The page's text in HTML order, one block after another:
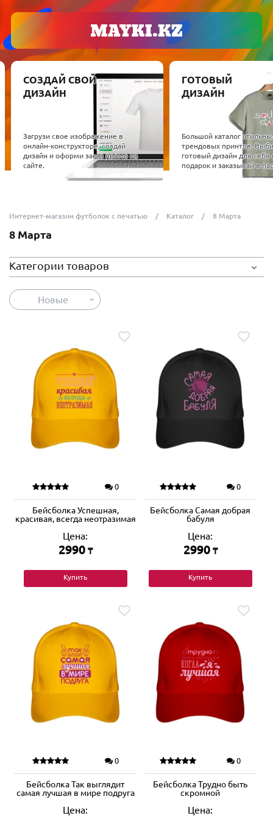
в
создай
заказ прямо на
ГОТОВЫЙ
ДИЗАЙН
Большой каталог стильных и
трендовых принтов. Выбирай
готовый дизайн для себя или в
подарок и заказывай в пару кликов.
Интернет-магазин футболок с печатью Каталог 8 Марта
8 Марта
Категории товаров
Новые
0
Бейсболка Успешная,
красивая, всегда неотразимая
Цена:
2990 ₸
Купить
0
Бейсболка Самая добрая
бабуля
Цена:
2990 ₸
Купить
0
Бейсболка Так выглядит
самая лучшая в мире подруга
Цена:
0
Бейсболка Трудно быть
скромной
Цена: